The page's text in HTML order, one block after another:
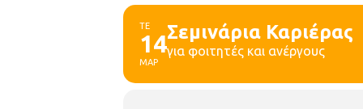
ΤΕ
14
ΜΑΡ
Σεμινάρια Καριέρας
για φοιτητές και ανέργους